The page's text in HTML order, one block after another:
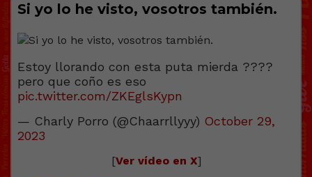
Si yo lo he visto, vosotros también.
Estoy llorando con esta puta mierda ????
pero que coño es eso
pic.twitter.com/ZKEglsKypn
— Charly Porro (@Chaarrllyyy) October 29,
2023
[Ver vídeo en X]